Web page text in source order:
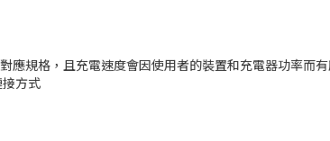
應規格，且充電速度會因使用者的裝置和充電器功率而
方式